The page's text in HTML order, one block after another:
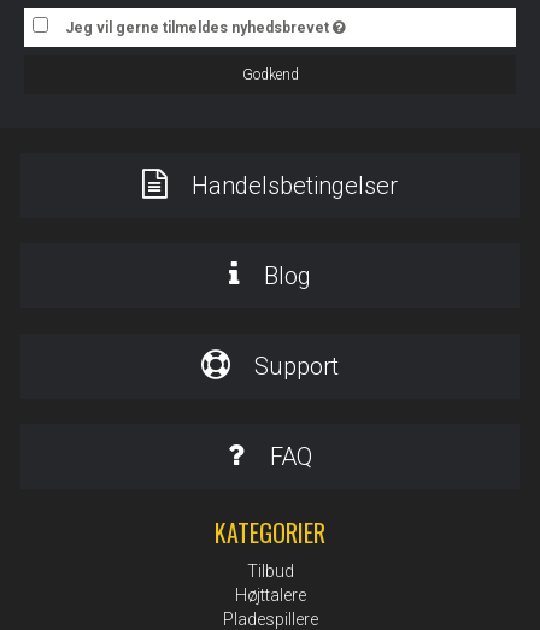
Jeg vil gerne tilmeldes nyhedsbrevet
Godkend
Handelsbetingelser
Blog
Support
FAQ
KATEGORIER
Tilbud
Højttalere
Pladespillere